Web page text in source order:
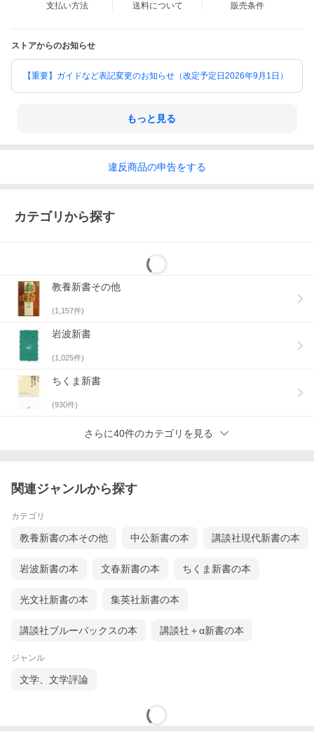
支払い方法 送料について 販売条件
ストアからのお知らせ
【重要】ガイドなど表記変更のお知らせ（改定予定日2026年9月1日）
もっと見る
違反商品の申告をする
カテゴリから探す
教養新書その他
(1,157件)
岩波新書
(1,025件)
ちくま新書
(930件)
さらに40件のカテゴリを見る
関連ジャンルから探す
カテゴリ
教養新書の本その他 中公新書の本 講談社現代新書の本
岩波新書の本 文春新書の本 ちくま新書の本
光文社新書の本 集英社新書の本
講談社ブルーバックスの本 講談社＋α新書の本
ジャンル
文学、文学評論